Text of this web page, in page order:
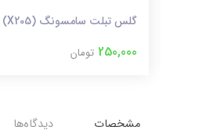
گلس تبلت سامسونگ (X205) A8
250,000 تومان
مشخصات دیدگاه‌ها